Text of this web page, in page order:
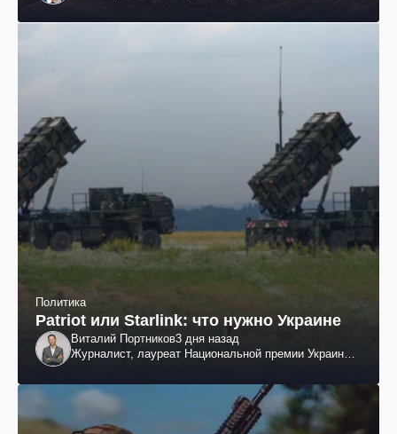
Политика
Patriot или Starlink: что нужно Украине
Виталий Портников3 дня назад
Журналист, лауреат Национальной премии Украины